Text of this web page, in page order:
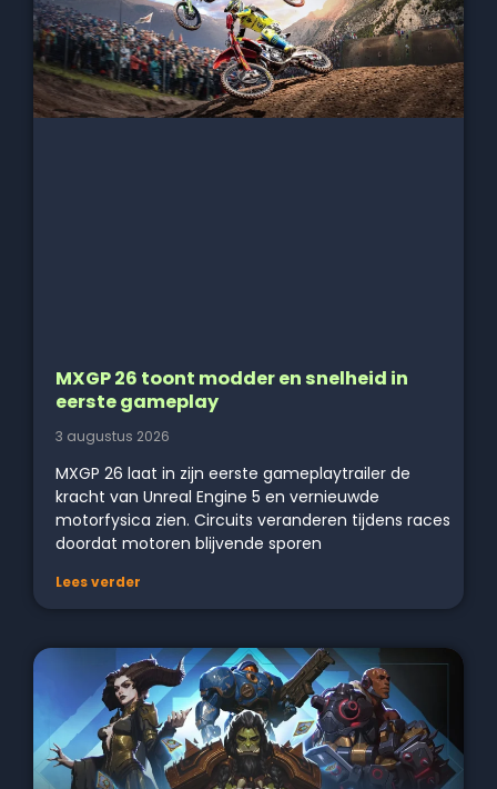
MXGP 26 toont modder en snelheid in
eerste gameplay
3 augustus 2026
MXGP 26 laat in zijn eerste gameplaytrailer de
kracht van Unreal Engine 5 en vernieuwde
motorfysica zien. Circuits veranderen tijdens races
doordat motoren blijvende sporen
Lees verder